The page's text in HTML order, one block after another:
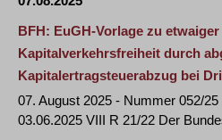
BFH: EuGH-Vorlage zu
Kapitalverkehrsfreiheit durch
Kapitalertragsteuerabzug bei
07. August 2025 - Nummer 052/
03.06.2025 VIII R 21/22 Der